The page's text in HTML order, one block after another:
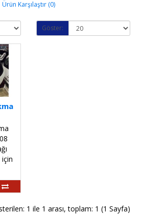
Ürün Karşılaştır (0)
Göster:
için
1 ile 1 arası, toplam: 1 (1 Sayfa)